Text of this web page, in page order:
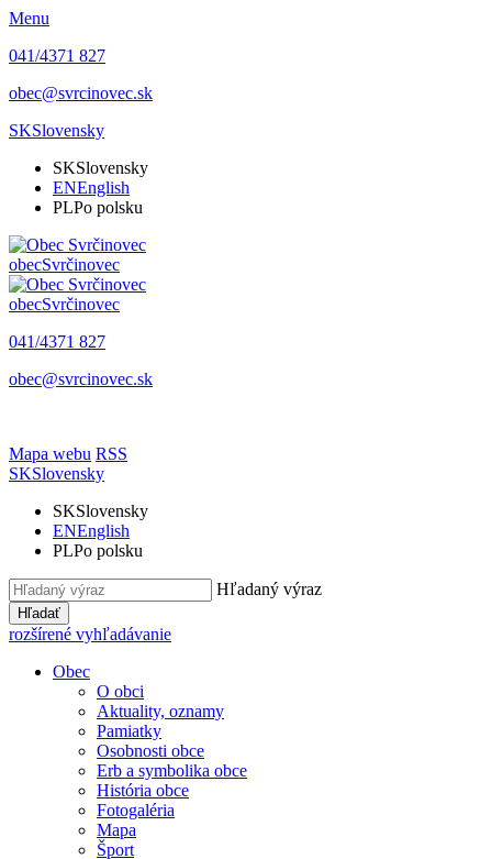
Menu
041/4371 827
obec@svrcinovec.sk
SKSlovensky
SKSlovensky
ENEnglish
PLPo polsku
obecSvrčinovec
obecSvrčinovec
041/4371 827
obec@svrcinovec.sk
Mapa webu RSS
SKSlovensky
SKSlovensky
ENEnglish
PLPo polsku
Hľadaný výraz
Hľadať
rozšírené vyhľadávanie
Obec
O obci
Aktuality, oznamy
Pamiatky
Osobnosti obce
Erb a symbolika obce
História obce
Fotogaléria
Mapa
Šport